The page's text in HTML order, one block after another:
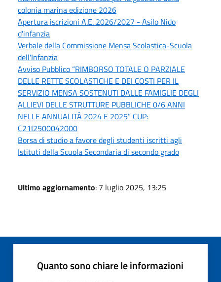
colonia marina edizione 2026
Apertura iscrizioni A.E. 2026/2027 - Asilo Nido
d'infanzia
Verbale della Commissione Mensa Scolastica-Scuola
dell'Infanzia
Avviso Pubblico “RIMBORSO TOTALE O PARZIALE
DELLE RETTE SCOLASTICHE E DEI COSTI PER IL
SERVIZIO MENSA SOSTENUTI DALLE FAMIGLIE DEGLI
ALLIEVI DELLE STRUTTURE PUBBLICHE 0/6 ANNI
NELLE ANNUALITÀ 2024 E 2025” CUP:
C21I2500042000
Borsa di studio a favore degli studenti iscritti agli
Istituti della Scuola Secondaria di secondo grado
Ultimo aggiornamento: 7 luglio 2025, 13:25
Quanto sono chiare le informazioni